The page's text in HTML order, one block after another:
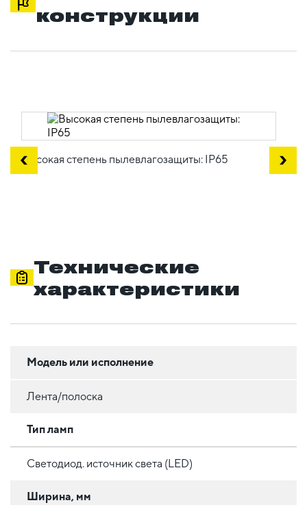
конструкции
Высокая степень пылевлагозащиты: IP65
Технические
характеристики
Модель или исполнение
Лента/полоска
Тип ламп
Светодиод. источник света (LED)
Ширина, мм